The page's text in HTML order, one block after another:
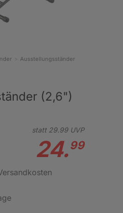
Ausstellungsständer
(2,6")
statt 29.99UVP
24.99